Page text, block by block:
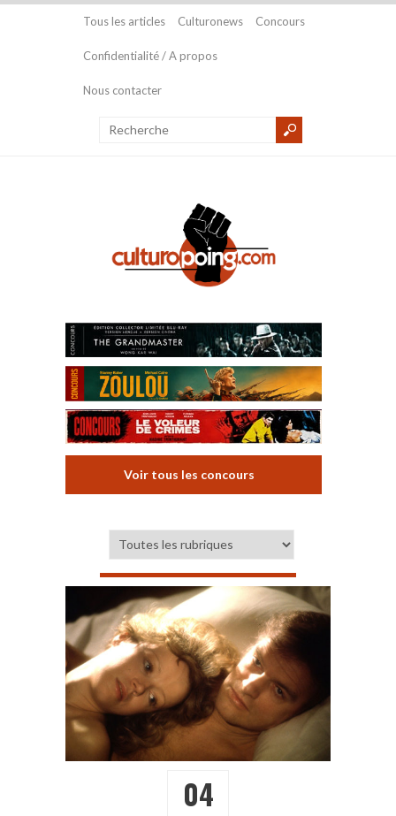
Tous les articles Culturonews Concours
Confidentialité / A propos
Nous contacter
Voir tous les concours
04